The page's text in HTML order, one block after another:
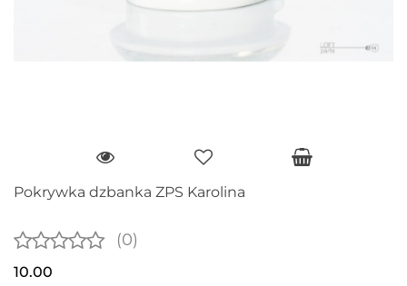
Pokrywka dzbanka ZPS Karolina
(0)
10.00